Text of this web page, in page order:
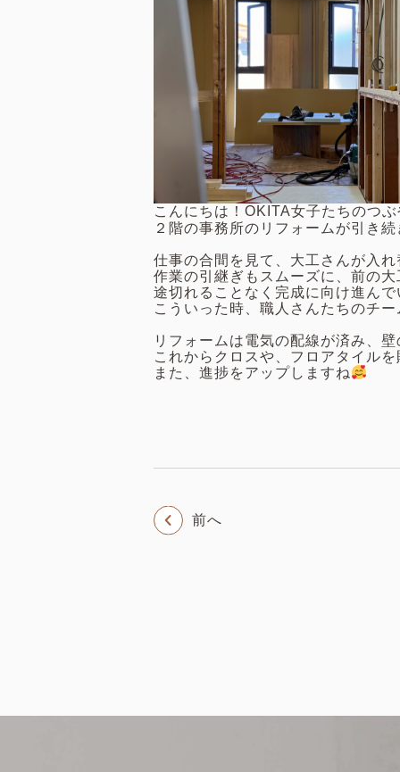
こんにちは！OKITA女子たちのつ
２階の事務所のリフォームが引き
仕事の合間を見て、大工さんが入
作業の引継ぎもスムーズに、前の
途切れることなく完成に向け進ん
こういった時、職人さんたちのチ
リフォームは電気の配線が済み、
これからクロスや、フロアタイル
また、進捗をアップしますね
前へ